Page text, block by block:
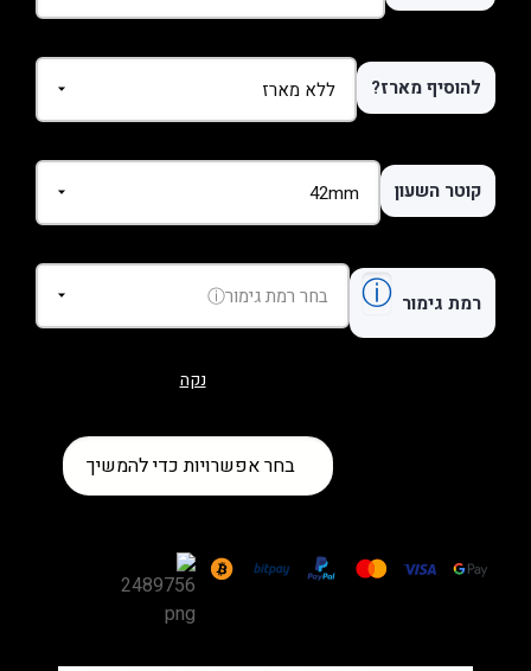
להוסיף מארז?
קוטר השעון
רמת גימור ⓘ
נקה
SuperOcean
בחר אפשרויות כדי להמשיך